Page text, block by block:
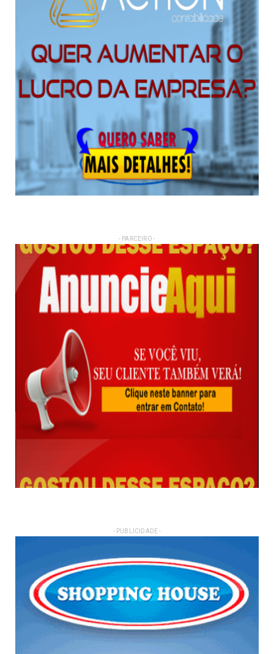
- PARCEIRO -
- PUBLICIDADE -